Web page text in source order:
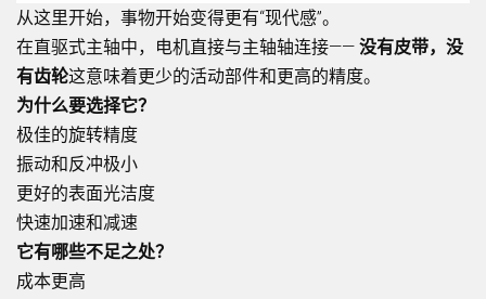
从这里开始，事物开始变得更有“现代感”。
在直驱式主轴中，电机直接与主轴轴连接—— 没有皮带，没
有齿轮这意味着更少的活动部件和更高的精度。
为什么要选择它？
极佳的旋转精度
振动和反冲极小
更好的表面光洁度
快速加速和减速
它有哪些不足之处？
成本更高